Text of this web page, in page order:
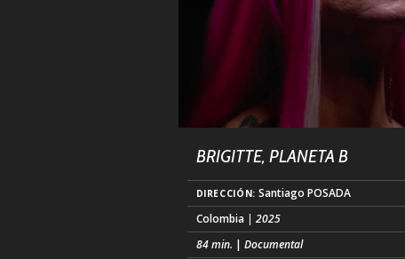
BRIGITTE, PLANETA B
DIRECCIÓN: Santiago POSADA
Colombia| 2025
84 min. | Documental